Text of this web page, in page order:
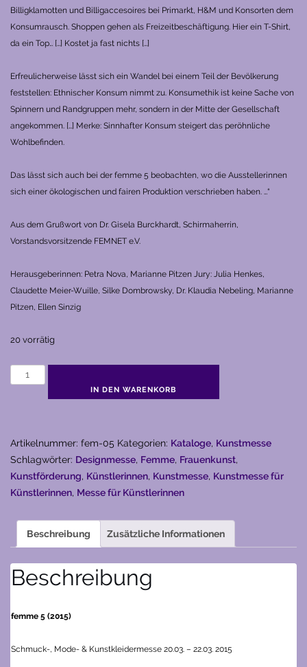
Billigklamotten und Billigaccesoires bei Primarkt, H&M und Konsorten dem
Konsumrausch. Shoppen gehen als Freizeitbeschäftigung. Hier ein T-Shirt,
da ein Top… […] Kostet ja fast nichts […]
Erfreulicherweise lässt sich ein Wandel bei einem Teil der Bevölkerung
feststellen: Ethnischer Konsum nimmt zu. Konsumethik ist keine Sache von
Spinnern und Randgruppen mehr, sondern in der Mitte der Gesellschaft
angekommen. […] Merke: Sinnhafter Konsum steigert das peröhnliche
Wohlbefinden.
Das lässt sich auch bei der femme 5 beobachten, wo die Ausstellerinnen
sich einer ökologischen und fairen Produktion verschrieben haben. …“
Aus dem Grußwort von Dr. Gisela Burckhardt, Schirmaherrin,
Vorstandsvorsitzende FEMNET e.V.
Herausgeberinnen: Petra Nova, Marianne Pitzen Jury: Julia Henkes,
Claudette Meier-Wuille, Silke Dombrowsky, Dr. Klaudia Nebeling, Marianne
Pitzen, Ellen Sinzig
20 vorrätig
femme
IN DEN WARENKORB
Artikelnummer: fem-05 Kategorien: Kataloge, Kunstmesse
Schlagwörter: Designmesse, Femme, Frauenkunst,
Kunstförderung, Künstlerinnen, Kunstmesse, Kunstmesse für
Künstlerinnen, Messe für Künstlerinnen
Beschreibung Zusätzliche Informationen
Beschreibung
femme 5 (2015)
Schmuck-, Mode- & Kunstkleidermesse 20.03. – 22.03. 2015